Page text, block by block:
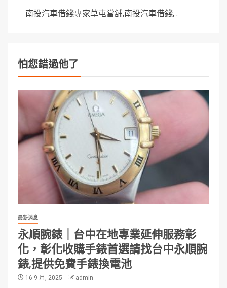
南投汽車借錢專家草屯當舖,南投汽車借錢,...
怕您錯過他了
最新消息
永順腕錶｜台中在地專業延伸服務彰
化，彰化收購手錶首選請找台中永順腕
錶,提供免費手錶換電池
16 9 月, 2025 admin